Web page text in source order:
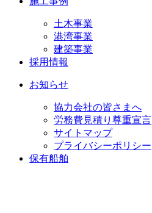
土木事業
港湾事業
建築事業
採用情報
お知らせ
協力会社の皆さまへ
労務費見積り尊重宣言
サイトマップ
プライバシーポリシー
保有船舶